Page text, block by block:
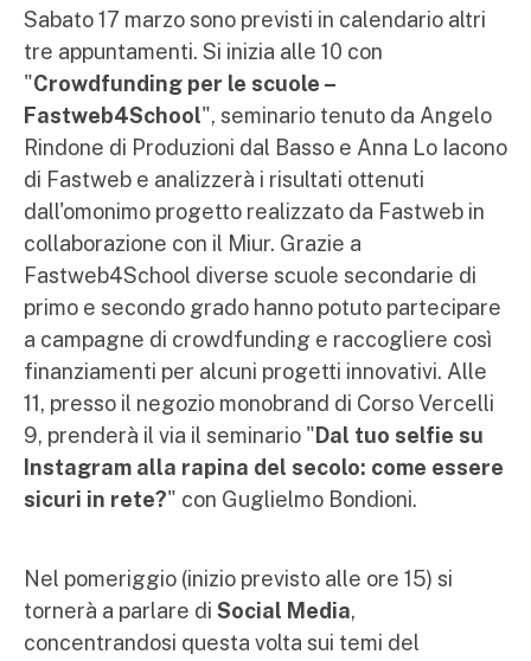
Sabato 17 marzo sono previsti in calendario altri
tre appuntamenti. Si inizia alle 10 con
"Crowdfunding per le scuole –
Fastweb4School", seminario tenuto da Angelo
Rindone di Produzioni dal Basso e Anna Lo Iacono
di Fastweb e analizzerà i risultati ottenuti
dall'omonimo progetto realizzato da Fastweb in
collaborazione con il Miur. Grazie a
Fastweb4School diverse scuole secondarie di
primo e secondo grado hanno potuto partecipare
a campagne di crowdfunding e raccogliere così
finanziamenti per alcuni progetti innovativi. Alle
11, presso il negozio monobrand di Corso Vercelli
9, prenderà il via il seminario "Dal tuo selfie su
Instagram alla rapina del secolo: come essere
sicuri in rete?" con Guglielmo Bondioni.
Nel pomeriggio (inizio previsto alle ore 15) si
tornerà a parlare di Social Media,
concentrandosi questa volta sui temi del